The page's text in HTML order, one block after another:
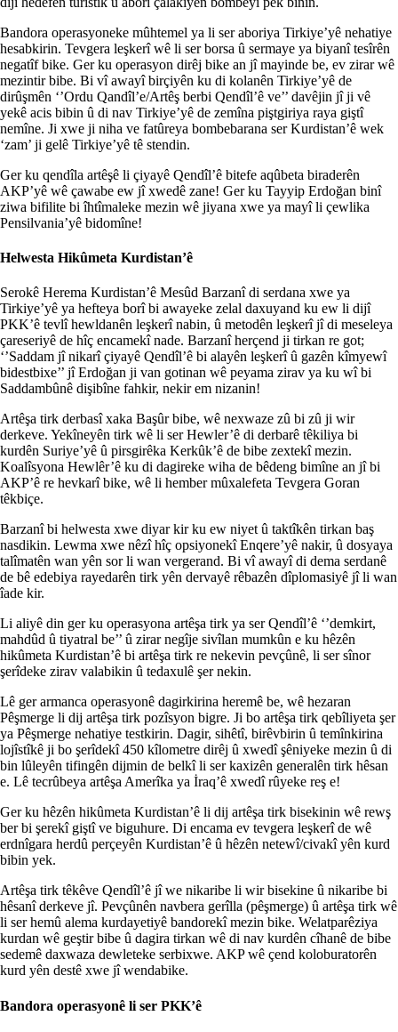
Bandora operasyoneke mûhtemel ya li ser aboriya Tirkiye’yê nehatiye
hesabkirin. Tevgera leşkerî wê li ser borsa û sermaye ya biyanî tesîrên
negatîf bike. Ger ku operasyon dirêj bike an jî mayinde be, ev zirar wê
mezintir bibe. Bi vî awayî birçiyên ku di kolanên Tirkiye’yê de
dirûşmên ‘’Ordu Qandîl’e/Artêş berbi Qendîl’ê ve’’ davêjin jî ji vê
yekê acis bibin û di nav Tirkiye’yê de zemîna piştgiriya raya giştî
nemîne. Ji xwe ji niha ve fatûreya bombebarana ser Kurdistan’ê wek
‘zam’ ji gelê Tirkiye’yê tê stendin.
Ger ku qendîla artêşê li çiyayê Qendîl’ê bitefe aqûbeta biraderên
AKP’yê wê çawabe ew jî xwedê zane! Ger ku Tayyip Erdoğan binî
ziwa bifilite bi îhtîmaleke mezin wê jiyana xwe ya mayî li çewlika
Pensilvania’yê bidomîne!
Helwesta Hikûmeta Kurdistan’ê
Serokê Herema Kurdistan’ê Mesûd Barzanî di serdana xwe ya
Tirkiye’yê ya hefteya borî bi awayeke zelal daxuyand ku ew li dijî
PKK’ê tevlî hewldanên leşkerî nabin, û metodên leşkerî jî di meseleya
çareseriyê de hîç encamekî nade. Barzanî herçend ji tirkan re got;
‘’Saddam jî nikarî çiyayê Qendîl’ê bi alayên leşkerî û gazên kîmyewî
bidestbixe’’ jî Erdoğan ji van gotinan wê peyama zirav ya ku wî bi
Saddambûnê dişibîne fahkir, nekir em nizanin!
Artêşa tirk derbasî xaka Başûr bibe, wê nexwaze zû bi zû ji wir
derkeve. Yekîneyên tirk wê li ser Hewler’ê di derbarê têkiliya bi
kurdên Suriye’yê û pirsgirêka Kerkûk’ê de bibe zextekî mezin.
Koalîsyona Hewlêr’ê ku di dagireke wiha de bêdeng bimîne an jî bi
AKP’ê re hevkarî bike, wê li hember mûxalefeta Tevgera Goran
têkbiçe.
Barzanî bi helwesta xwe diyar kir ku ew niyet û taktîkên tirkan baş
nasdikin. Lewma xwe nêzî hîç opsiyonekî Enqere’yê nakir, û dosyaya
talîmatên wan yên sor li wan vergerand. Bi vî awayî di dema serdanê
de bê edebiya rayedarên tirk yên dervayê rêbazên dîplomasiyê jî li wan
îade kir.
Li aliyê din ger ku operasyona artêşa tirk ya ser Qendîl’ê ‘’demkirt,
mahdûd û tiyatral be’’ û zirar negîje sivîlan mumkûn e ku hêzên
hikûmeta Kurdistan’ê bi artêşa tirk re nekevin pevçûnê, li ser sînor
şerîdeke zirav valabikin û tedaxulê şer nekin.
Lê ger armanca operasyonê dagirkirina heremê be, wê hezaran
Pêşmerge li dij artêşa tirk pozîsyon bigre. Ji bo artêşa tirk qebîliyeta şer
ya Pêşmerge nehatiye testkirin. Dagir, sihêtî, birêvbirin û temînkirina
lojîstîkê ji bo şerîdekî 450 kîlometre dirêj û xwedî şêniyeke mezin û di
bin lûleyên tifingên dijmin de belkî li ser kaxizên generalên tirk hêsan
e. Lê tecrûbeya artêşa Amerîka ya İraq’ê xwedî rûyeke reş e!
Ger ku hêzên hikûmeta Kurdistan’ê li dij artêşa tirk bisekinin wê rewş
ber bi şerekî giştî ve biguhure. Di encama ev tevgera leşkerî de wê
erdnîgara herdû perçeyên Kurdistan’ê û hêzên netewî/civakî yên kurd
bibin yek.
Artêşa tirk têkêve Qendîl’ê jî we nikaribe li wir bisekine û nikaribe bi
hêsanî derkeve jî. Pevçûnên navbera gerîlla (pêşmerge) û artêşa tirk wê
li ser hemû alema kurdayetiyê bandorekî mezin bike. Welatparêziya
kurdan wê geştir bibe û dagira tirkan wê di nav kurdên cîhanê de bibe
sedemê daxwaza dewleteke serbixwe. AKP wê çend koloburatorên
kurd yên destê xwe jî wendabike.
Bandora operasyonê li ser PKK’ê